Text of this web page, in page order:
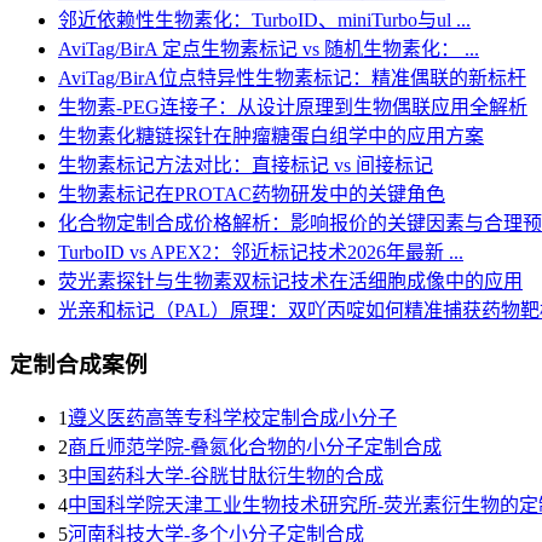
邻近依赖性生物素化：TurboID、miniTurbo与ul ...
AviTag/BirA 定点生物素标记 vs 随机生物素化： ...
AviTag/BirA位点特异性生物素标记：精准偶联的新标杆
生物素-PEG连接子：从设计原理到生物偶联应用全解析
生物素化糖链探针在肿瘤糖蛋白组学中的应用方案
生物素标记方法对比：直接标记 vs 间接标记
生物素标记在PROTAC药物研发中的关键角色
化合物定制合成价格解析：影响报价的关键因素与合理
TurboID vs APEX2：邻近标记技术2026年最新 ...
荧光素探针与生物素双标记技术在活细胞成像中的应用
光亲和标记（PAL）原理：双吖丙啶如何精准捕获药物
定制合成案例
1遵义医药高等专科学校定制合成小分子
2商丘师范学院-叠氮化合物的小分子定制合成
3​中国药科大学-谷胱甘肽衍生物的合成
4中国科学院天津工业生物技术研究所-荧光素衍生物的
5河南科技大学-多个小分子定制合成